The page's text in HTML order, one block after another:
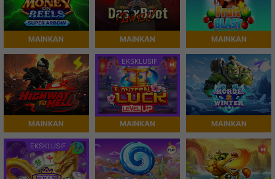
MAINKAN MAINKAN MAINKAN
MAINKAN
EKSKLUSIF
MAINKAN MAINKAN
EKSKLUSIF